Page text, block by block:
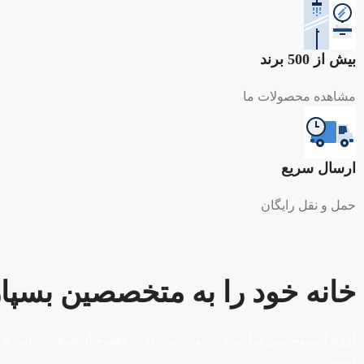
بیش از 500 برند
مشاهده محصولات ما
ارسال سریع
حمل و نقل رایگان
خانه خود را به متخصصین